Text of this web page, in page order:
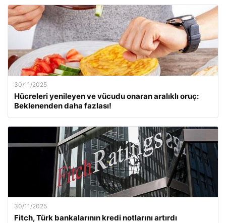
30/11/2025
Hücreleri yenileyen ve vücudu onaran aralıklı oruç:
Beklenenden daha fazlası!
30/11/2025
Fitch, Türk bankalarının kredi notlarını artırdı